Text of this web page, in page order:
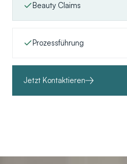
Beauty Claims
Prozessführung
Jetzt Kontaktieren